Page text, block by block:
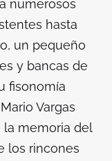
numerosos
hasta
un pequeño
y bancas de
fisonomía
Vargas
la memoria del
los rincones